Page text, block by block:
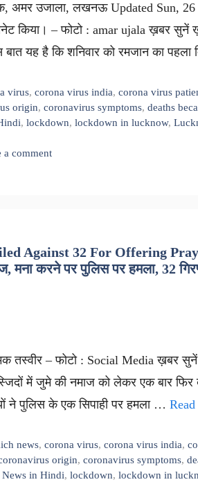
अमर उजाला, लखनऊ Updated Sun, 26
किया। – फोटो : amar ujala ख़बर सुनें
यह है कि शनिवार को रमजान का पहला
virus,corona virus india,corona virus
origin, coronavirus symptoms, deaths
, lockdown, lockdown in lucknow,
a comment
Against 32 For Offering
मना करने पर पुलिस पर हमला, 32
तस्वीर – फोटो : Social Media ख़बर
में जुमे की नमाज को लेकर एक बार फिर
ने पुलिस के एक सिपाही पर हमला …
news,corona virus,corona virus india,
origin, coronavirus symptoms,
in Hindi, lockdown, lockdown in